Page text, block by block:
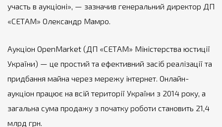
участь в аукціоні», — зазначив генеральний директор ДП
«СЕТАМ» Олександр Мамро.
Аукціон OpenMarket (ДП «СЕТАМ» Міністерства юстиції
України) — це простий та ефективний засіб реалізації та
придбання майна через мережу інтернет. Онлайн-
аукціон працює на всій території України з 2014 року, а
загальна сума продажу з початку роботи становить 21,4
млрд грн.